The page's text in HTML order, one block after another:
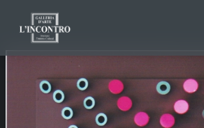
QUI SOMMES-NOU
NEWS ED EVENTS
ARTISTES ET ŒUVRES